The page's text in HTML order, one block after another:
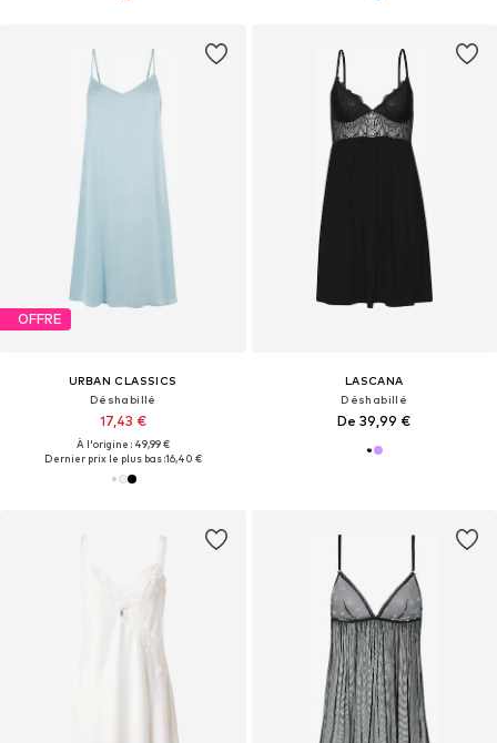
OFFRE
URBAN CLASSICS
Déshabillé
17,43 €
À l'origine : 49,99 €
Dernier prix le plus bas :16,40 €
LASCANA
Déshabillé
De 39,99 €